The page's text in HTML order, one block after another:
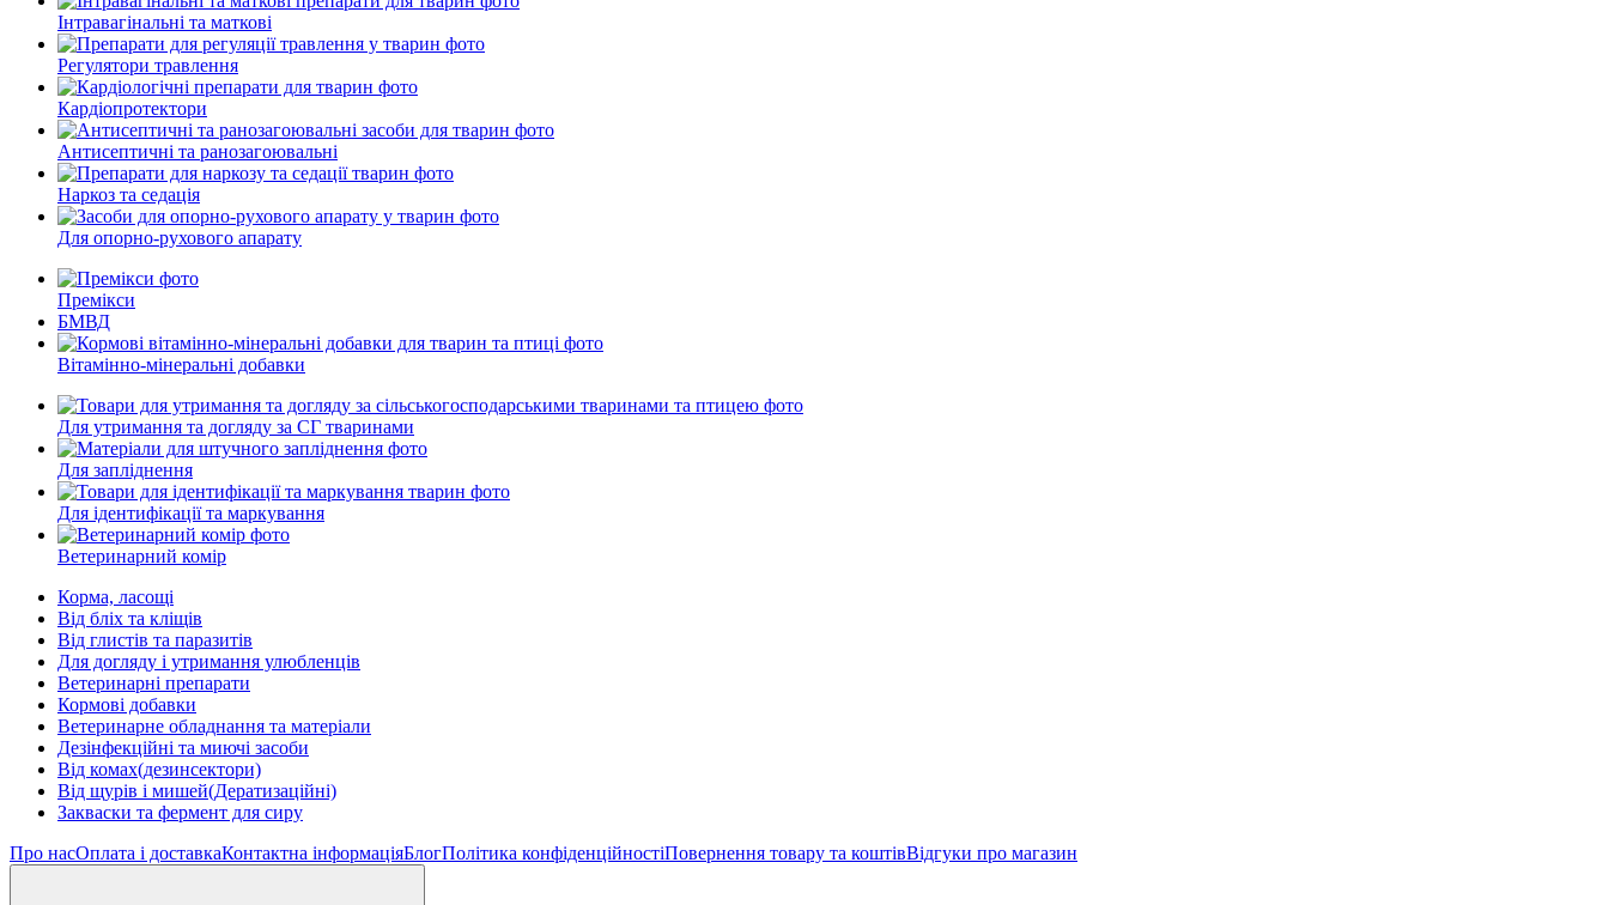
Інтравагінальні та маткові
Регулятори травлення
Кардіопротектори
Антисептичні та ранозагоювальні
Наркоз та седація
Для опорно-рухового апарату
Премікси
БМВД
Вітамінно-мінеральні добавки
Для утримання та догляду за СГ тваринами
Для запліднення
Для ідентифікації та маркування
Ветеринарний комір
Корма, ласощі
Від бліх та кліщів
Від глистів та паразитів
Для догляду і утримання улюбленців
Ветеринарні препарати
Кормові добавки
Ветеринарне обладнання та матеріали
Дезінфекційні та миючі засоби
Від комах(дезинсектори)
Від щурів і мишей(Дератизаційні)
Закваски та фермент для сиру
Про насОплата і доставкаКонтактна інформаціяБлогПолітика конфіденційностіПовернення товару та коштівВідгуки про магазин